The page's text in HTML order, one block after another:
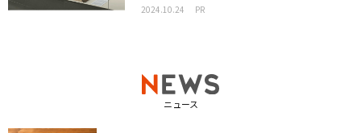
2024.10.24 PR
ニュース